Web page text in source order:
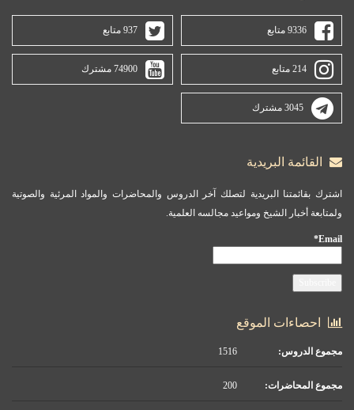
9336 متابع 937 متابع
214 متابع 74900 مشترك
3045 مشترك
القائمة البريدية
اشترك بقائمتنا البريدية لتصلك آخر الدروس والمحاضرات والمواد المرئية والصوتية
ولمتابعة أخبار الشيخ ومواعيد مجالسه العلمية.
Email*
احصاءات الموقع
مجموع الدروس:
مجموع المحاضرات: